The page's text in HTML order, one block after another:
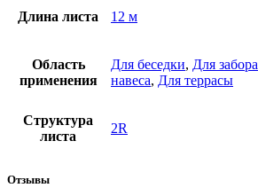
Длина листа 12 м
Область
применения
Для беседки, Для забора
навеса, Для террасы
Структура
листа
2R
Отзывы